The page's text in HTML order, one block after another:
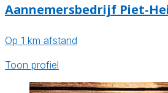
Aannemersbedrijf Piet-
Op 1 km afstand
Toon profiel